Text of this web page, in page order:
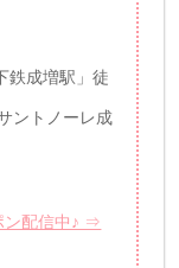
鉄成増駅」徒
ントノーレ成
ン配信中♪ ⇒